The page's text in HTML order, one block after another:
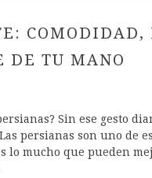
COMODIDAD,
DE TU MANO
Sin ese gesto
persianas son uno de
lo mucho que pueden